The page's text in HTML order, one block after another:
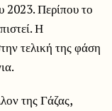
2023. Περίπου το
Η
τελική της φάση
της Γάζας,